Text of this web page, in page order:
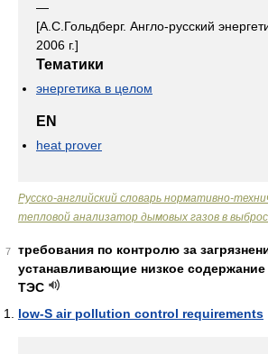
—
[А.С.Гольдберг. Англо-русский
2006 г.]
Тематики
энергетика в целом
EN
heat prover
Русско-английский словарь нормативно-
тепловой анализатор дымовых газов в
7
требования по контролю за
устанавливающие низкое
ТЭС
low-S air pollution control requirements